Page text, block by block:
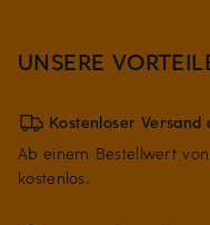
UNSERE
Kostenloser Versand
Ab einem Bestellwert
kostenlos.